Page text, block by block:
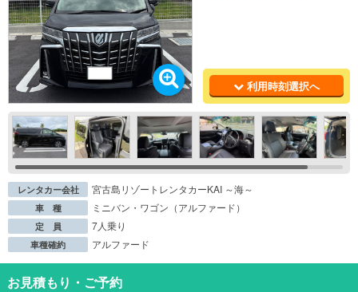
利用時刻選択へ
レンタカー会社 宮古島リゾートレンタカーKAI ～海～
車 種 ミニバン・ワゴン（アルファード）
定 員 7人乗り
車種確約 アルファード
お見積もり・ご予約